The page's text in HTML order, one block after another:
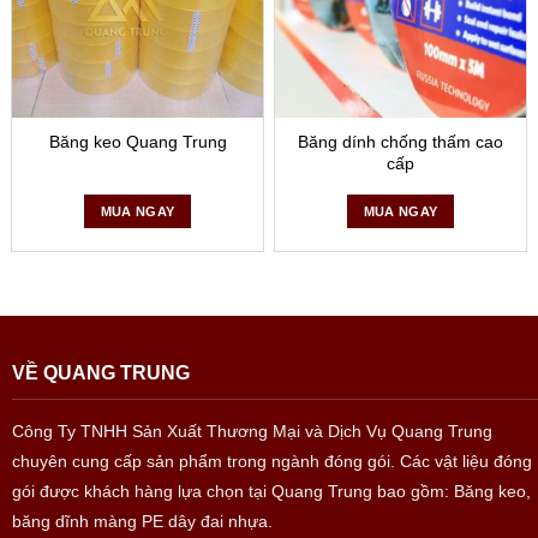
bền của sản phẩm có thể lên tới từ 7 – 10 năm tùy vào vị
trí sử dụng.
An toàn với người sử dụng:Băng keo x2000 được
làm từ mủ cao su non, chất liệu này được xem là lành
tính và không gây hại đến sức khỏe của con người.
Hướng dẫn sử dụng băng keo chống thấm x2000
Do chiều dài của vị trí cần dán để tránh thiếu hụt hoặc dư
keo
Băng keo Quang Trung
MUA NGAY
Băng dính chống thấm cao
cấp
MUA NGAY
VỀ QUANG TRUNG
Công Ty TNHH Sản Xuất Thương Mại và Dịch Vụ Quang Trung
chuyên cung cấp sản phẩm trong ngành đóng gói. Các vật liệu đóng
gói được khách hàng lựa chọn tại Quang Trung bao gồm: Băng keo,
băng dĩnh màng PE dây đai nhựa.